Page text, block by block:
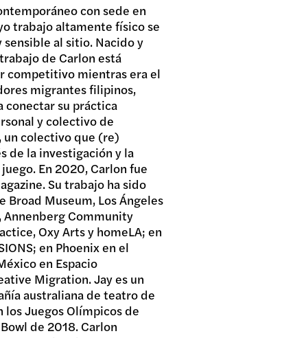
con sede en
trabajo altamente físico se
al sitio. Nacido y
de Carlon está
competitivo mientras era el
migrantes filipinos,
conectar su práctica
y colectivo de
colectivo que (re)
de la investigación y la
En 2020, Carlon fue
Su trabajo ha sido
Broad Museum, Los Ángeles
Community
Oxy Arts y homeLA; en
en Phoenix en el
en Espacio
Migration. Jay es un
australiana de teatro de
los Juegos Olímpicos de
de 2018. Carlon